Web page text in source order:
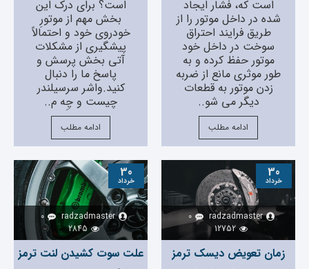
است که، فشار ایجاد
شده در داخل موتور را از
طریق فرایند احتراق
سوخت در داخل خود
موتور حفظ کرده و به
طور موثری مانع از ضربه
زدن موتور به قطعات
دیگر می شو..
ادامه مطلب
است؟ برای درک این
بخش مهم از موتورِ
خودروی خود و احتمالاً
پیشگیری از مشکلات
آتی بخش پرسش و
پاسخ ما را دنبال
کنید.واشر سرسیلندر
چیست و چِه‌‌ م..
ادامه مطلب
30
خرداد
radzadmaster
0
12752
زمان تعویض دیسک ترمز
30
خرداد
radzadmaster
0
2845
علت سوت کشیدن لنت ترمز